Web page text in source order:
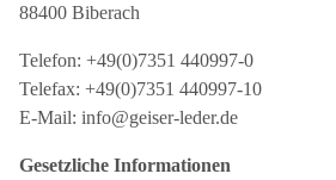
88400 Biberach
Telefon: +49(0)7351 440997-0
Telefax: +49(0)7351 440997-10
E-Mail: info@geiser-leder.de
Gesetzliche Informationen